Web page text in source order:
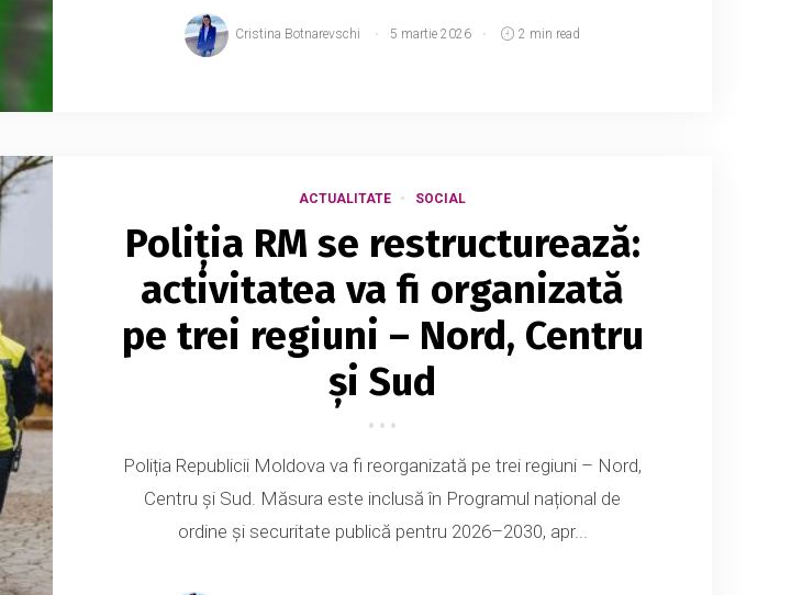
Cristina Botnarevschi 5 martie 2026 2 min read
ACTUALITATE SOCIAL
Poliția RM se restructurează:
activitatea va fi organizată
pe trei regiuni – Nord, Centru
și Sud
Poliția Republicii Moldova va fi reorganizată pe trei regiuni – Nord,
Centru și Sud. Măsura este inclusă în Programul național de
ordine și securitate publică pentru 2026–2030, apr...